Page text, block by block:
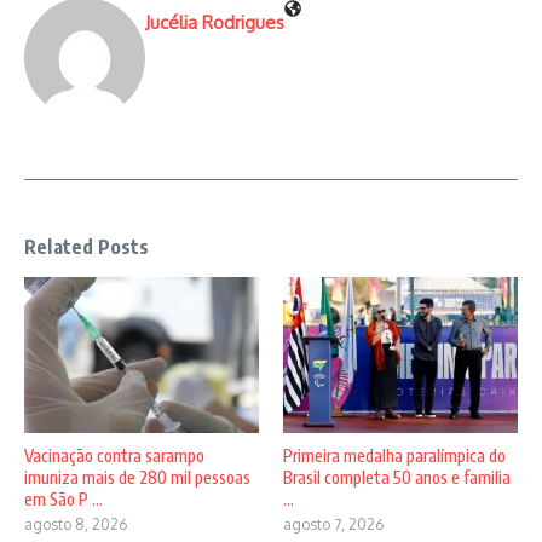
Jucélia Rodrigues
Related Posts
Vacinação contra sarampo
imuniza mais de 280 mil pessoas
em São P ...
agosto 8, 2026
Primeira medalha paralímpica do
Brasil completa 50 anos e familia
...
agosto 7, 2026